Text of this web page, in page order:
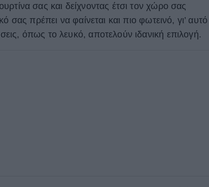
σας και δείχνοντας έτσι τον χώρο σας
σας πρέπει να φαίνεται και πιο φωτεινό, γι’ αυτό
όπως το λευκό, αποτελούν ιδανική επιλογή.